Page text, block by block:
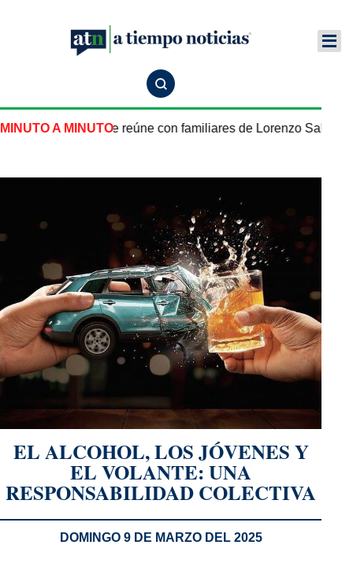
MINUTO A MINUTO
México en EU se reúne con familiares de Lorenzo Salgado
EL ALCOHOL, LOS JÓVENES Y
EL VOLANTE: UNA
RESPONSABILIDAD COLECTIVA
DOMINGO 9 DE MARZO DEL 2025